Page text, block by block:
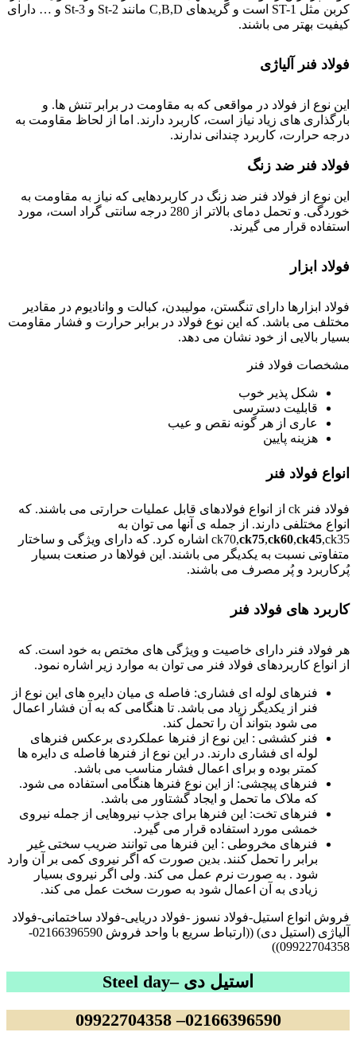
کربن مثل ST-1 است و گریدهای C,B,D مانند St-2 و St-3 و … دارای
کیفیت بهتر می باشند.
فولاد فنر آلیاژی
این نوع از فولاد در مواقعی که به مقاومت در برابر تنش ها. و
بارگذاری های زیاد نیاز است، کاربرد دارند. اما از لحاظ مقاومت به
درجه حرارت، کاربرد چندانی ندارند.
فولاد فنر ضد زنگ
این نوع از فولاد فنر ضد زنگ در کاربردهایی که نیاز به مقاومت به
خوردگی. و تحمل دمای بالاتر از 280 درجه سانتی گراد است، مورد
استفاده قرار می گیرند.
فولاد ابزار
فولاد ابزارها دارای تنگستن، مولیبدن، کبالت و وانادیوم در مقادیر
مختلف می باشد. که این نوع فولاد در برابر حرارت و فشار مقاومت
بسیار بالایی از خود نشان می دهد.
مشخصات فولاد فنر
شکل پذیر خوب
قابلیت دسترسی
عاری از هر گونه نقص و عیب
هزینه پایین
انواع فولاد فنر
فولاد فنر ck از انواع فولادهای قابل عملیات حرارتی می باشند. که
انواع مختلفی دارند. از جمله ی آنها می توان به
ck70,ck75,ck60,ck45
,ck35 اشاره کرد. که دارای ویژگی و ساختار
متفاوتی نسبت به یکدیگر می باشند. این فولاها در صنعت بسیار
پُرکاربرد و پُر مصرف می باشند.
کاربرد های فولاد فنر
هر فولاد فنر دارای خاصیت و ویژگی های مختص به خود است. که
از انواع کاربردهای فولاد فنر می توان به موارد زیر اشاره نمود.
فنرهای لوله ای فشاری: فاصله ی میان دایره های این نوع از
فنر از یکدیگر زیاد می باشد. تا هنگامی که به آن فشار اعمال
می شود بتواند آن را تحمل کند.
فنر کششی : این نوع از فنرها عملکردی برعکس فنرهای
لوله ای فشاری دارند. در این نوع از فنرها فاصله ی دایره ها
کمتر بوده و برای اعمال فشار مناسب می باشد.
فنرهای پیچشی: از این نوع فنرها هنگامی استفاده می شود.
که ملاک ما تحمل و ایجاد گشتاور می باشد.
فنرهای تخت: این فنرها برای جذب نیروهایی از جمله نیروی
خمشی مورد استفاده قرار می گیرد.
فنرهای مخروطی : این فنرها می توانند ضریب سختی غیر
برابر را تحمل کنند. بدین صورت که اگر نیروی کمی بر آن وارد
شود . به صورت نرم عمل می کند. ولی اگر نیروی بسیار
زیادی به آن اعمال شود به صورت سخت عمل می کند.
فروش انواع استیل-فولاد نسوز -فولاد دریایی-فولاد ساختمانی-فولاد
آلیاژی (استیل دی) ((ارتباط سریع با واحد فروش 02166396590-
09922704358))
استیل دی –Steel day
02166396590– 09922704358